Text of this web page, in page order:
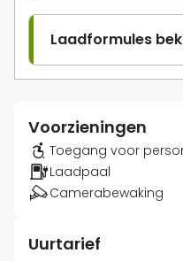
Laadformules
Voorzieningen
Toegang voor
Laadpaal
Camerabewaking
Uurtarief